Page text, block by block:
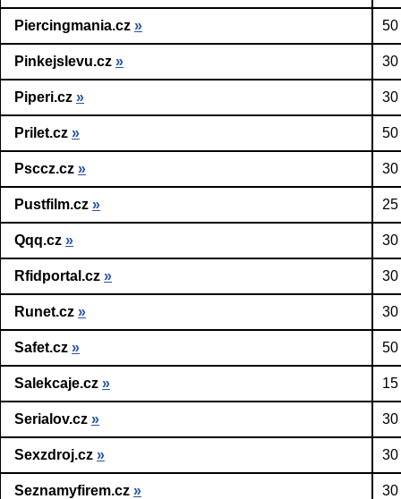
Piercingmania.cz » 50
Pinkejslevu.cz » 30
Piperi.cz » 30
Prilet.cz » 50
Psccz.cz » 30
Pustfilm.cz »
Qqq.cz » 30
Rfidportal.cz » 30
Runet.cz » 30
Safet.cz » 50
Salekcaje.cz »
Serialov.cz » 30
Sexzdroj.cz » 30
Seznamyfirem.cz » 30